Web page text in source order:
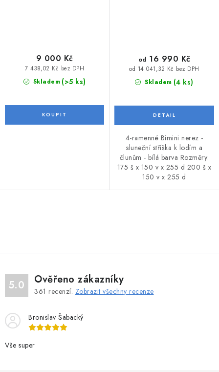
Skladem (>5 ks)
7 438,02 Kč bez DPH
9 000 Kč
Skladem (4 ks)
od 14 041,32 Kč bez DPH
od 16 990 Kč
4-ramenné Bimini nerez -
sluneční stříška k lodím a
člunům - bílá barva Rozměry:
175 š x 150 v x 255 d 200 š x
150 v x 255 d
á
d
a
c
p
v
5.0 Ověřeno zákazníky
361 recenzí. Zobrazit všechny recenze
Bronislav Šabacký
Vše super